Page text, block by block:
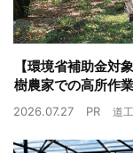
【環境省補助金対
樹農家での高所作
2026.07.27 PR 道